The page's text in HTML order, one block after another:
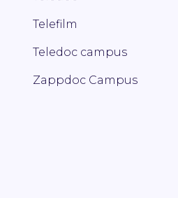
Telefilm
Teledoc campus
Zappdoc Campus